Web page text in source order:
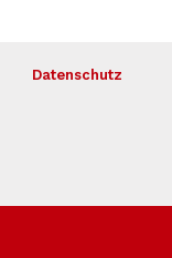
Datenschutz